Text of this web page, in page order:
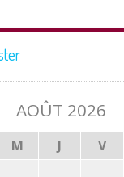
AOÛT 2026
M J V